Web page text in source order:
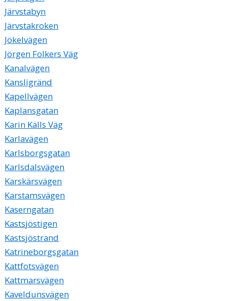
Järvstabyn
Järvstakroken
Jökelvägen
Jörgen Folkers Väg
Kanalvägen
Kansligränd
Kapellvägen
Kaplansgatan
Karin Källs Väg
Karlavägen
Karlsborgsgatan
Karlsdalsvägen
Karskärsvägen
Karstamsvägen
Kaserngatan
Kastsjöstigen
Kastsjöstrand
Katrineborgsgatan
Kattfotsvägen
Kattmarsvägen
Kaveldunsvägen